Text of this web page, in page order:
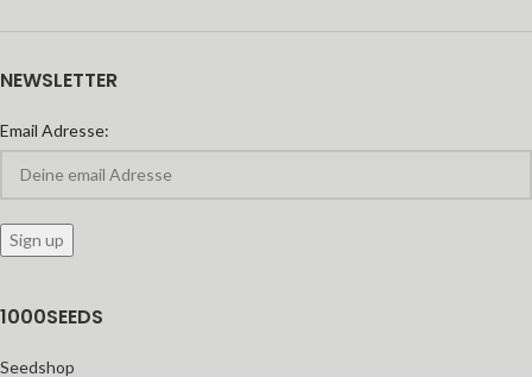
NEWSLETTER
Email Adresse:
1000SEEDS
Seedshop